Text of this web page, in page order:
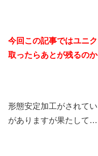
今回この記事ではユニ
取ったらあとが残るの
形態安定加工がされて
がありますが果たして